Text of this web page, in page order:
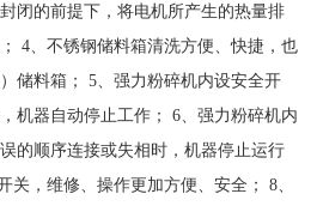
闭的前提下，将电机所产生的热量排
4、不锈钢储料箱清洗方便、快捷，也
储料箱； 5、强力粉碎机内设安全开
机器自动停止工作； 6、强力粉碎机内
的顺序连接或失相时，机器停止运行
关，维修、操作更加方便、安全； 8、